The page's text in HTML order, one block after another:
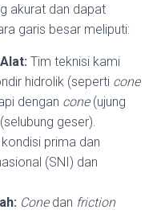
akurat dan dapat
garis besar meliputi:
Tim teknisi kami
hidrolik (seperti cone
dengan cone(ujung
geser).
prima dan
(SNI) dan
Conedan friction